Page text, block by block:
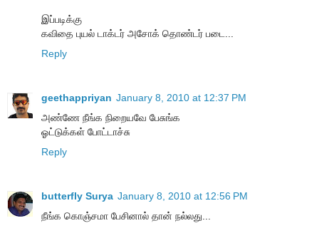
இப்படிக்கு
கவிதை புயல் டாக்டர் அசோக் தொண்டர் படை...
Reply
geethappriyan January 8, 2010 at 12:37 PM
அண்ணே நீங்க நிறையவே பேசுங்க
ஓட்டுக்கள் போட்டாச்சு
Reply
butterfly Surya January 8, 2010 at 12:56 PM
நீங்க கொஞ்சமா பேசினால் தான் நல்லது...